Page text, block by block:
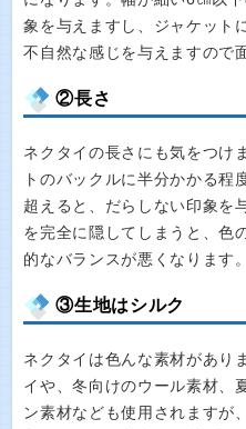
象を与えますし、ジャケット
不自然な感じを与えますので
②長さ
ネクタイの長さにも気をつけ
トのバックルに半分かかる程
超えると、だらしない印象を
を完全に隠してしまうと、色
的なバランスが悪くなります。
③生地はシルク
ネクタイは色んな素材があり
イや、冬向けのウール素材、
ン素材なども使用されますが